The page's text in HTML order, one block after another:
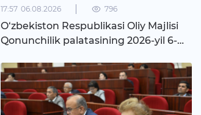
17:57 06.08.2026 796
O‘zbekiston Respublikasi Oliy Majlisi
Qonunchilik palatasining 2026-yil 6-